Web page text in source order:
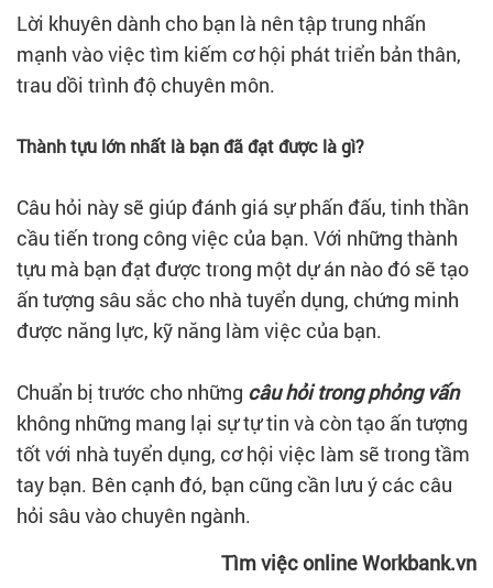
Lời khuyên dành cho bạn là nên tập trung nhấn
mạnh vào việc tìm kiếm cơ hội phát triển bản thân,
trau dồi trình độ chuyên môn.
Thành tựu lớn nhất là bạn đã đạt được là gì?
Câu hỏi này sẽ giúp đánh giá sự phấn đấu, tinh thần
cầu tiến trong công việc của bạn. Với những thành
tựu mà bạn đạt được trong một dự án nào đó sẽ tạo
ấn tượng sâu sắc cho nhà tuyển dụng, chứng minh
được năng lực, kỹ năng làm việc của bạn.
Chuẩn bị trước cho những câu hỏi trong phỏng vấn
không những mang lại sự tự tin và còn tạo ấn tượng
tốt với nhà tuyển dụng, cơ hội việc làm sẽ trong tầm
tay bạn. Bên cạnh đó, bạn cũng cần lưu ý các câu
hỏi sâu vào chuyên ngành.
Tìm việc online Workbank.vn